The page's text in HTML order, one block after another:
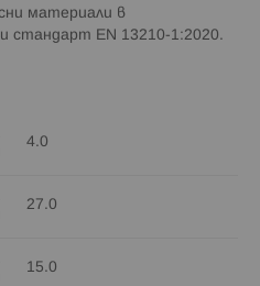
материали в
стандарт EN 13210-1:2020.
4.0
27.0
15.0